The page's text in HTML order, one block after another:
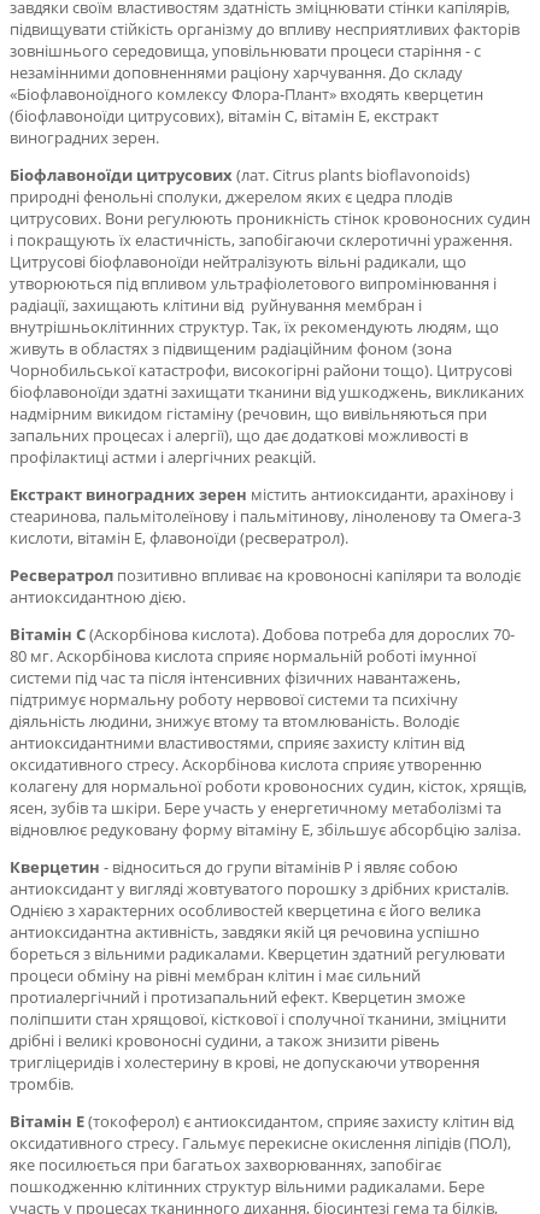
завдяки своїм властивостям здатність зміцнювати стінки капілярів,
підвищувати стійкість організму до впливу несприятливих факторів
зовнішнього середовища, уповільнювати процеси старіння - с
незамінними доповненнями раціонухарчування. До складу
«Біофлавоноїдного комлексу Флора-Плант» входять кверцетин
(біофлавоноїди цитрусових), вітамін С, вітамін Е, екстракт
виноградних зерен.
Біофлавоноїди цитрусових (лат. Citrus plants bioflavonoids)
природні фенольні сполуки, джерелом яких є цедра плодів
цитрусових. Вони регулюють проникність стінок кровоносних судин
і покращують їх еластичність, запобігаючи склеротичні ураження.
Цитрусові біофлавоноїди нейтралізують вільні радикали, що
утворюються під впливом ультрафіолетового випромінювання і
радіації, захищають клітини від руйнування мембран і
внутрішньоклітинних структур. Так, їх рекомендують людям, що
живуть в областях з підвищеним радіаційним фоном (зона
Чорнобильської катастрофи, високогірні райони тощо). Цитрусові
біофлавоноїди здатні захищати тканини від ушкоджень, викликаних
надмірним викидом гістаміну (речовин, що вивільняються при
запальних процесах і алергії), що дає додаткові можливості в
профілактиці астми і алергічних реакцій.
Екстракт виноградних зерен містить антиоксиданти, арахінову і
стеаринова, пальмітолеїнову і пальмітинову, ліноленову та Омега-3
кислоти, вітамін Е, флавоноїди (ресвератрол).
Ресвератрол позитивно впливає на кровоносні капіляри та володіє
антиоксидантною дією.
Вітамін С(Аскорбінова кислота). Добова потреба для дорослих 70-
80 мг. Аскорбінова кислота сприяє нормальній роботі імунної
системи під час та після інтенсивних фізичних навантажень,
підтримує нормальну роботу нервової системи та психічну
діяльність людини, знижує втому та втомлюваність. Володіє
антиоксидантними властивостями, сприяє захисту клітин від
оксидативного стресу. Аскорбінова кислота сприяє утворенню
колагену для нормальної роботи кровоносних судин, кісток, хрящів,
ясен, зубів та шкіри. Бере участь у енергетичному метаболізмі та
відновлює редуковану форму вітаміну Е, збільшує абсорбцію заліза.
Кверцетин - відноситься до групи вітамінів Р і являє собою
антиоксидант у вигляді жовтуватого порошку з дрібних кристалів.
Однією з характерних особливостей кверцетина є його велика
антиоксидантна активність, завдяки якій ця речовина успішно
бореться з вільними радикалами. Кверцетин здатний регулювати
процеси обміну на рівні мембран клітин і має сильний
протиалергічний і протизапальний ефект. Кверцетин зможе
поліпшити стан хрящової, кісткової і сполучної тканини, зміцнити
дрібні і великі кровоносні судини, а також знизити рівень
тригліцеридів і холестерину в крові, не допускаючи утворення
тромбів.
Вітамін Е(токоферол) є антиоксидантом, сприяє захисту клітин від
оксидативного стресу. Гальмує перекисне окислення ліпідів (ПОЛ),
яке посилюється при багатьох захворюваннях, запобігає
пошкодженню клітинних структур вільними радикалами. Бере
участь у процесах тканинного дихання, біосинтезі гема та білків,